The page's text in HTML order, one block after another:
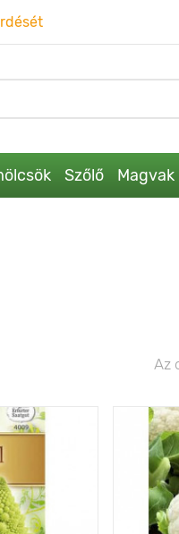
Szőlő Magvak
Az
lenyűgöz
50 x 50 cm